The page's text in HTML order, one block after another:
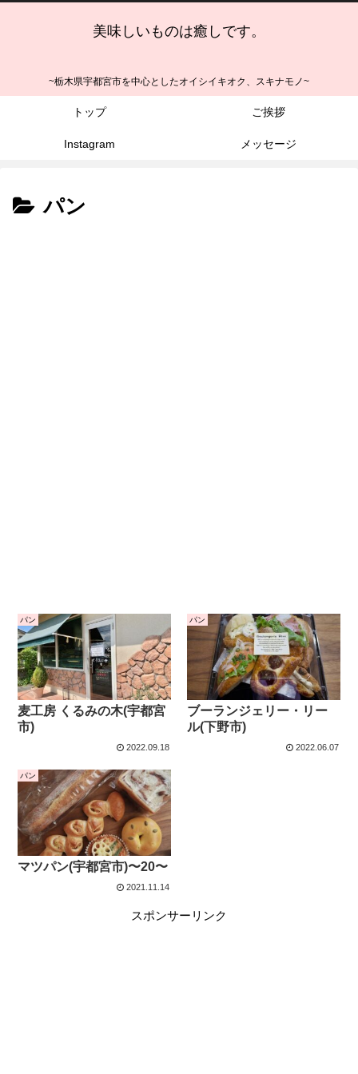
美味しいものは癒しです。
~栃木県宇都宮市を中心としたオイシイキオク、スキナモノ~
トップ ご挨拶
Instagram メッセージ
パン
パン
麦工房 くるみの木(宇都宮
市)
2022.09.18
パン
ブーランジェリー・リー
ル(下野市)
2022.06.07
パン
マツパン(宇都宮市)〜20〜
2021.11.14
スポンサーリンク